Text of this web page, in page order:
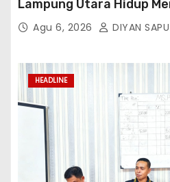
Lampung Utara Hidup
Agu 6, 2026 DIYAN
HEADLINE